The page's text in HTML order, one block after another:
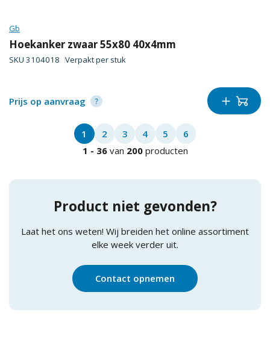
Gb
Hoekanker zwaar 55x80 40x4mm
SKU 3104018 Verpakt per stuk
Prijs op aanvraag
1 2 3 4 5
6
1 - 36van 200 producten
Product niet gevonden?
Laat het ons weten! Wij breiden het online assortiment
elke week verder uit.
Contact opnemen